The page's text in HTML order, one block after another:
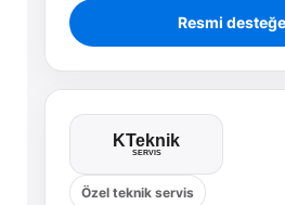
Resmi
KTeknik
SERVIS
Özel teknik servis